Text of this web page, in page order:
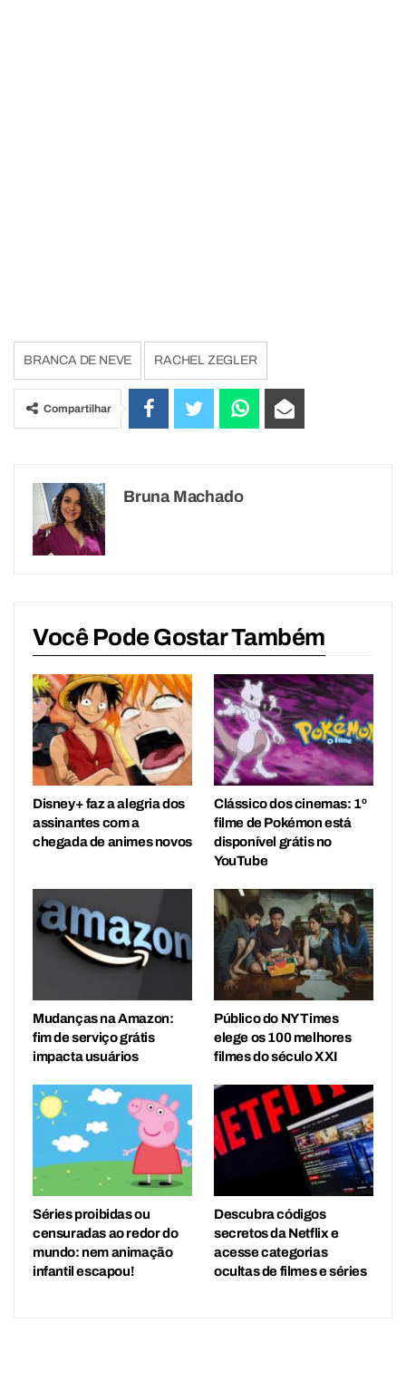
BRANCA DE NEVE RACHEL ZEGLER
Compartilhar
Bruna Machado
Você Pode Gostar Também
Disney+ faz a alegria dos
assinantes com a
chegada de animes novos
Clássico dos cinemas: 1º
filme de Pokémon está
disponível grátis no
YouTube
Mudanças na Amazon:
fim de serviço grátis
impacta usuários
Público do NY Times
elege os 100 melhores
filmes do século XXI
Séries proibidas ou
censuradas ao redor do
mundo: nem animação
infantil escapou!
Descubra códigos
secretos da Netflix e
acesse categorias
ocultas de filmes e séries